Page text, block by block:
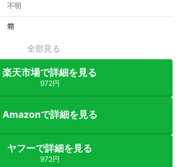
不明
箱
全部見る
楽天市場で詳細を見る
972円
Amazonで詳細を見る
ヤフーで詳細を見る
972円